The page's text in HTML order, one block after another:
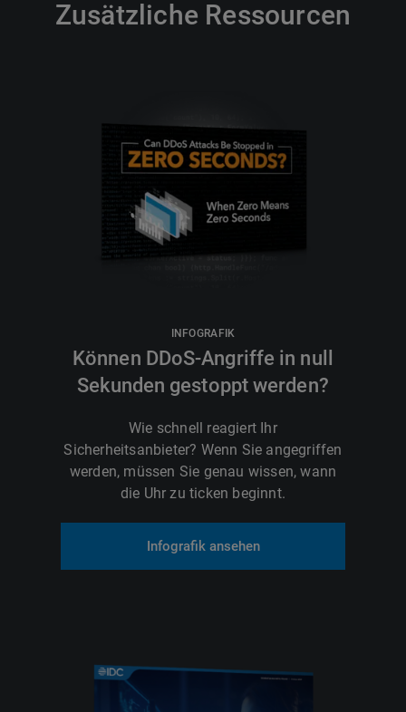
Zusätzliche Ressourcen
INFOGRAFIK
Können DDoS-Angriffe in null
Sekunden gestoppt werden?
Wie schnell reagiert Ihr
Sicherheitsanbieter? Wenn Sie angegriffen
werden, müssen Sie genau wissen, wann
die Uhr zu ticken beginnt.
Infografik ansehen